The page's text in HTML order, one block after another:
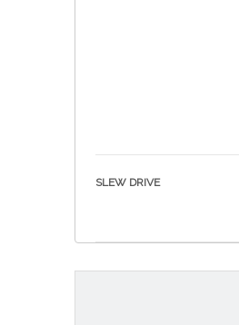
SLEW DRIVE